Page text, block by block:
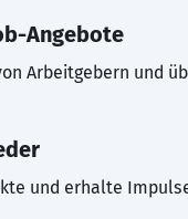
Angebote
Arbeitgebern und
und erhalte